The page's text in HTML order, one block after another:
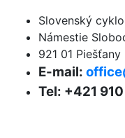
Slovenský
Námestie
921 01 Piešťany
E-mail:
Tel: +421